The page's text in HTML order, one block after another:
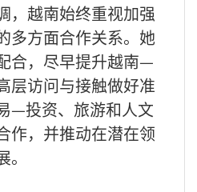
，越南始终重视加强
多方面合作关系。她
合，尽早提升越南—
层访问与接触做好准
—投资、旅游和人文
作，并推动在潜在领